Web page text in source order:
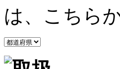
は、こちら